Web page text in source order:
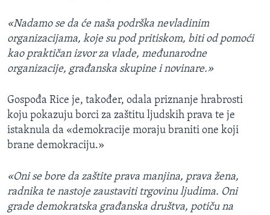
Jezici
«Nadamo se da će naša podrška nevladinim
organizacijama, koje su pod pritiskom, biti od pomoći
kao praktičan izvor za vlade, međunarodne
organizacije, građanska skupine i novinare.»
Gospođa Rice je, također, odala priznanje hrabrosti
koju pokazuju borci za zaštitu ljudskih prava te je
istaknula da «demokracije moraju braniti one koji
brane demokraciju.»
«Oni se bore da zaštite prava manjina, prava žena,
radnika te nastoje zaustaviti trgovinu ljudima. Oni
grade demokratska građanska društva, potiču na